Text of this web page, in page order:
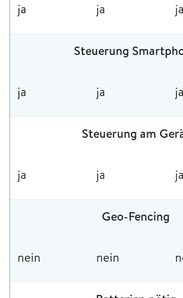
ja ja ja
Steuerung
ja ja ja
Steuerung am
ja ja ja
Geo-Fencing
nein nein